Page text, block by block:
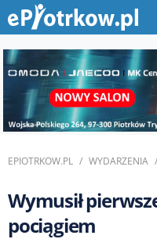
EPIOTRKOW.PL WYDARZENIA
Wymusił
pociągiem